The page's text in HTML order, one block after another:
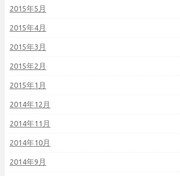
2015年5月
2015年4月
2015年3月
2015年2月
2015年1月
2014年12月
2014年11月
2014年10月
2014年9月